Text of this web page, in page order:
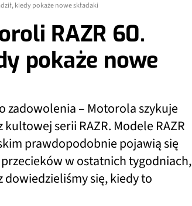
kiedy pokaże nowe składaki
RAZR 60.
pokaże nowe
zadowolenia – Motorola szykuje
serii RAZR. Modele RAZR
prawdopodobnie pojawią się
przecieków w ostatnich tygodniach,
dowiedzieliśmy się, kiedy to